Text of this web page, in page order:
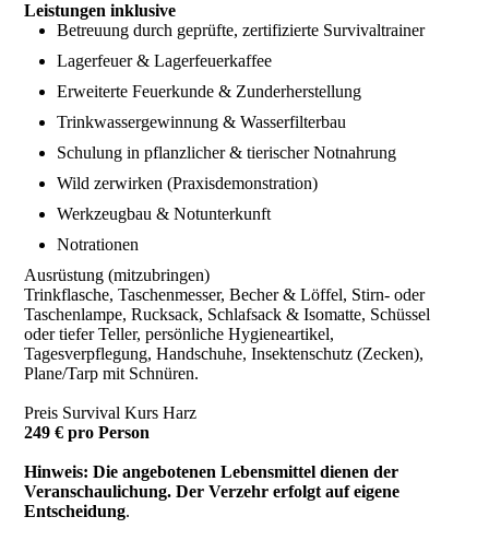
Leistungen inklusive
Betreuung durch geprüfte, zertifizierte Survivaltrainer
Lagerfeuer & Lagerfeuerkaffee
Erweiterte Feuerkunde & Zunderherstellung
Trinkwassergewinnung & Wasserfilterbau
Schulung in pflanzlicher & tierischer Notnahrung
Wild zerwirken (Praxisdemonstration)
Werkzeugbau & Notunterkunft
Notrationen
Ausrüstung (mitzubringen)
Trinkflasche, Taschenmesser, Becher & Löffel, Stirn- oder
Taschenlampe, Rucksack, Schlafsack & Isomatte, Schüssel
oder tiefer Teller, persönliche Hygieneartikel,
Tagesverpflegung, Handschuhe, Insektenschutz (Zecken),
Plane/Tarp mit Schnüren.
Preis Survival Kurs Harz
249 € pro Person
Hinweis: Die angebotenen Lebensmittel dienen der
Veranschaulichung. Der Verzehr erfolgt auf eigene
Entscheidung.